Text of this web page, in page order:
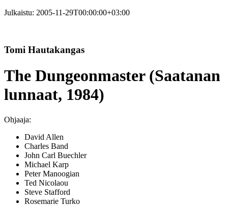
Julkaistu: 2005-11-29T00:00:00+03:00
Tomi Hautakangas
The Dungeonmaster (Saatanan
lunnaat, 1984)
Ohjaaja:
David Allen
Charles Band
John Carl Buechler
Michael Karp
Peter Manoogian
Ted Nicolaou
Steve Stafford
Rosemarie Turko